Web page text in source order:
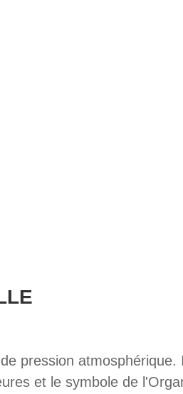
pression atmosphérique.
et le symbole de